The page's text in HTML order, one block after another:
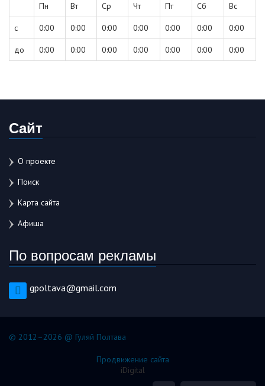
Пн Вт Ср Чт Пт Сб Вс
с 0:00 0:00 0:00 0:00 0:00 0:00 0:00
до 0:00 0:00 0:00 0:00 0:00 0:00 0:00
Сайт
О проекте
Поиск
Карта сайта
Афиша
По вопросам рекламы
gpoltava@gmail.com
© 2012–2026 @ Гуляй Полтава
Продвижение сайта
iDigital